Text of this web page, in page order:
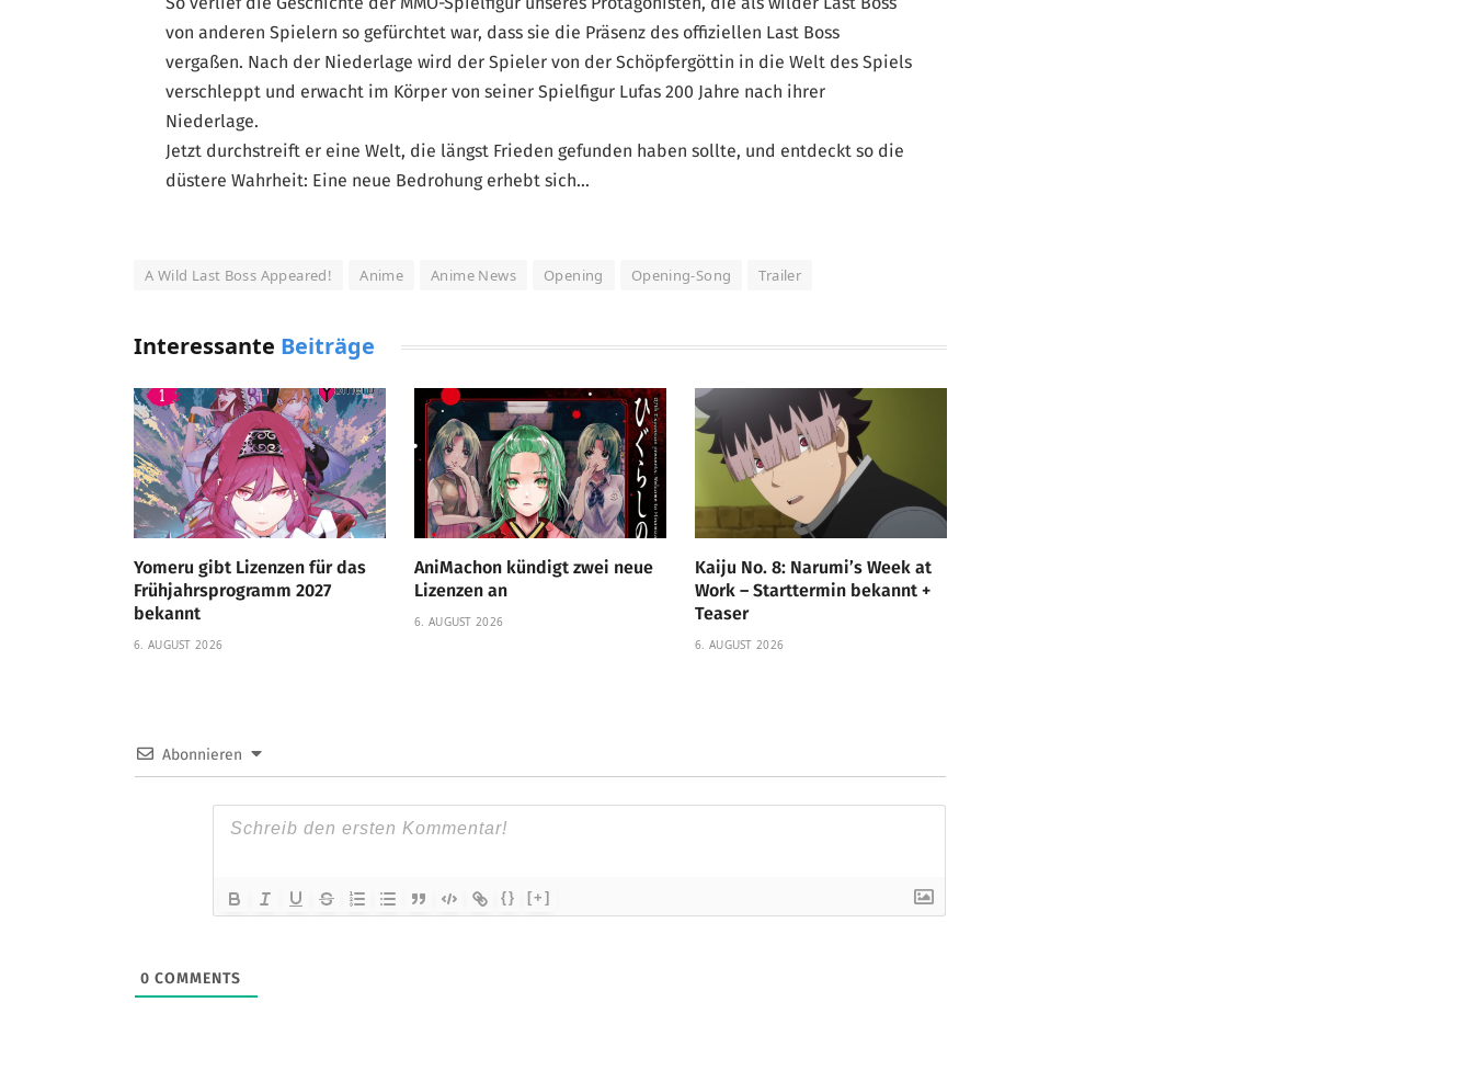
von anderen Spielern so gefürchtet war, dass sie die Präsenz des offiziellen Last Boss
vergaßen. Nach der Niederlage wird der Spieler von der Schöpfergöttin in die Welt des Spiels
verschleppt und erwacht im Körper von seiner Spielfigur Lufas 200 Jahre nach ihrer
Niederlage.
Jetzt durchstreift er eine Welt, die längst Frieden gefunden haben sollte, und entdeckt so die
düstere Wahrheit: Eine neue Bedrohung erhebt sich…
A Wild Last Boss Appeared! Anime Anime News Opening Opening-Song Trailer
Interessante Beiträge
Yomeru gibt Lizenzen für das
Frühjahrsprogramm 2027
bekannt
6. AUGUST 2026
AniMachon kündigt zwei neue
Lizenzen an
6. AUGUST 2026
Kaiju No. 8: Narumi’s Week at
Work – Starttermin bekannt +
Teaser
6. AUGUST 2026
Abonnieren
{} [+]
0 COMMENTS